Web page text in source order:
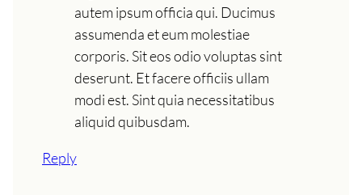
autem ipsum officia qui. Ducimus
assumenda et eum molestiae
corporis. Sit eos odio voluptas sint
deserunt. Et facere officiis ullam
modi est. Sint quia necessitatibus
aliquid quibusdam.
Reply